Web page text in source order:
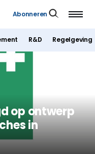
Abonneren
R&D Regelgeving
op ontwerp
in